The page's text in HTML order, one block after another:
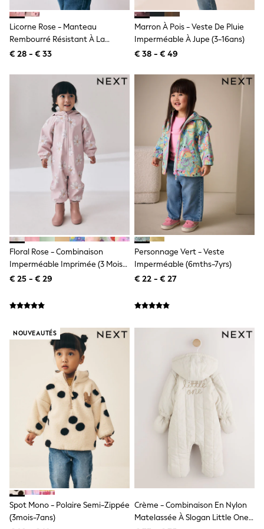
Lipsy Girl
Joules
Little Bird by Jools Oliver
Baker by Ted Baker
Schoolwear
Partywear
Flower Girl
Bridesmaid
Shop All
A-Z Brands
JoJo Maman Bébé
BOYS
New In
New in from Next
50 - 92cm
98 - 110cm
116 - 134cm
140 - 174cm
New In
Trending: Top & Short Sets
Trending: Clogs
Toy Story
Pokemon
Shorts
Shirts
Kurtas
Sets & Outfits
Trousers & Chinos
Sweatshirts & Hoodies
Knitwear & Sweaters
Tops
Coats & Jackets
Jeans
Joggers
Nightwear & Pyjamas
Swimwear
Suits & Waistcoats
Dungarees
Multipacks
All Holiday Shop
Tops & T-Shirts
Licorne Rose - Manteau
Rembourré Résistant À La
Douche Avec Fausse Fourrure
€ 28 - € 33
Marron À Pois - Veste De Pluie
Imperméable À Jupe (3-16ans)
€ 38 - € 49
Floral Rose - Combinaison
Imperméable Imprimée (3 Mois-
7 Ans)
€ 25 - € 29
Personnage Vert - Veste
Imperméable (6mths-7yrs)
€ 22 - € 27
NOUVEAUTÉS
Spot Mono - Polaire Semi-Zippée
(3mois-7ans)
Crème - Combinaison En Nylon
Matelassée À Slogan Little One